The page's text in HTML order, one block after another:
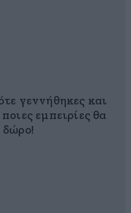
γεννήθηκες και
εμπειρίες θα
δώρο!